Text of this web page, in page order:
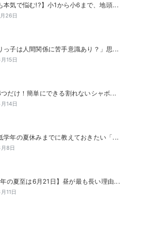
本気で悩む!?】小1から小6まで、地頭...
26日
っ子は人間関係に苦手意識あり？」思...
15日
だけ！簡単にできる割れないシャボ...
14日
学年の夏休みまでに教えておきたい「...
8日
年の夏至は6月21日】昼が最も長い理由...
11日